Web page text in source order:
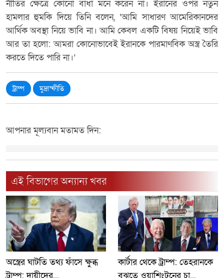
নীতির ক্ষেত্রে কোনো বাধা মনে করেন না। ইরানের ওপর নতুন
হামলার হুমকি দিয়ে তিনি বলেন, ‘আমি সাধারণ আমেরিকানদের
আর্থিক অবস্থা নিয়ে ভাবি না। আমি কেবল একটি বিষয় নিয়েই ভাবি
আর তা হলো: আমরা কোনোভাবেই ইরানকে পারমাণবিক অস্ত্র তৈরি
করতে দিতে পারি না।’
ট্রাম্প মুদ্রাস্ফীতি
আপনার মূল্যবান মতামত দিন:
এই বিভাগের অন্যান্য খবর
অস্ত্রের ঘাটতি তথ্য ফাঁসে ক্ষুব্ধ
কার্টার থেকে ট্রাম্প: তেহরানকে